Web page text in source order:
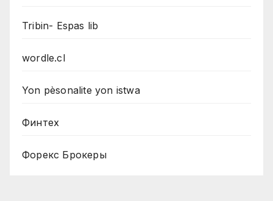
Tribin- Espas lib
wordle.cl
Yon pèsonalite yon istwa
Финтех
Форекс Брокеры